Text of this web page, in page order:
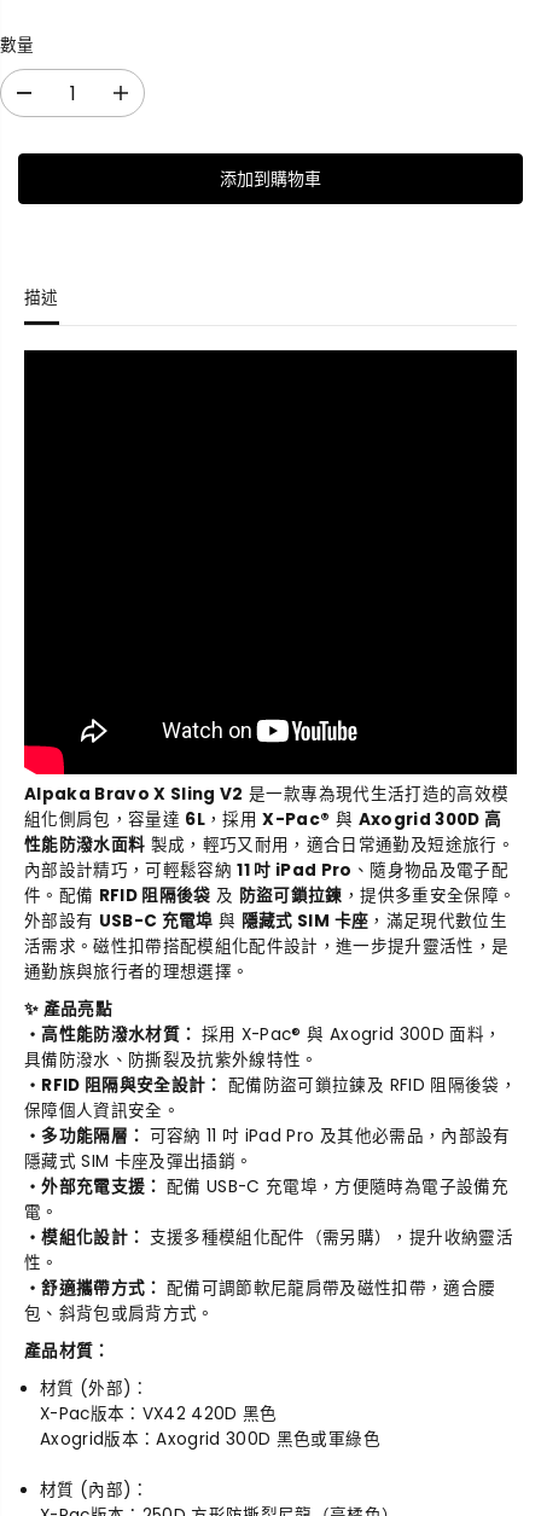
數量
數
B
o
X
S
增
數
B
X
S
添加到購物車
描述
Alpaka Bravo X Sling V2 是一款專為現代生活打造的高效模
組化側肩包，容量達 6L ，採用X-Pac® 與 Axogrid 300D 高
性能防潑水面料 製成，輕巧又耐用，適合日常通勤及短途旅行。
內部設計精巧，可輕鬆容納11 吋 iPad Pro 、隨身物品及電子配
件。配備 RFID 阻隔後袋 及 防盜可鎖拉鍊 ，提供多重安全保障。
外部設有 USB-C 充電埠 與 隱藏式 SIM 卡座 ，滿足現代數位生
活需求。磁性扣帶搭配模組化配件設計，進一步提升靈活性，是
通勤族與旅行者的理想選擇。
✨ 產品亮點
・高性能防潑水材質： 採用 X-Pac® 與 Axogrid 300D 面料，
具備防潑水、防撕裂及抗紫外線特性。
・RFID 阻隔與安全設計： 配備防盜可鎖拉鍊及 RFID 阻隔後袋，
保障個人資訊安全。
・多功能隔層： 可容納 11 吋 iPad Pro 及其他必需品，內部設有
隱藏式 SIM 卡座及彈出插銷。
・外部充電支援： 配備 USB-C 充電埠，方便隨時為電子設備充
電。
・模組化設計： 支援多種模組化配件（需另購），提升收納靈活
性。
・舒適攜帶方式： 配備可調節軟尼龍肩帶及磁性扣帶，適合腰
包、斜背包或肩背方式。
產品材質：
材質 (外部)：
X-Pac版本：VX42 420D 黑色
Axogrid版本：Axogrid 300D 黑色或軍綠色
材質 (內部)：